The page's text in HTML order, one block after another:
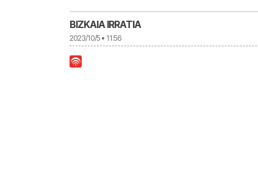
BIZKAIA IRRATIA
2023/10/5 • 11:56